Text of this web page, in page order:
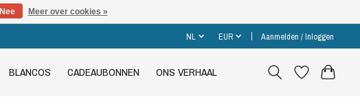
NL EUR Aanmelden / Inloggen
BLANCOS CADEAUBONNEN ONS VERHAAL
Nee Meer over cookies »